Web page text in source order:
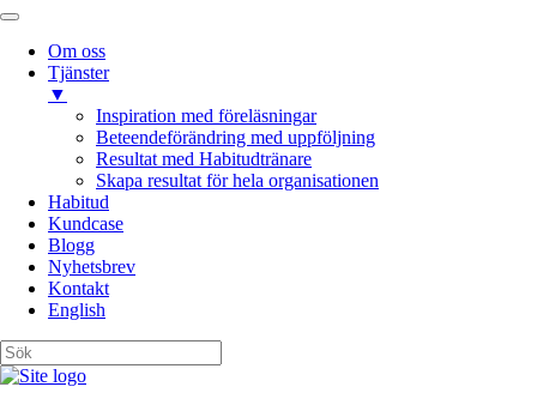
Om oss
Tjänster
▼
Inspiration med föreläsningar
Beteendeförändring med uppföljning
Resultat med Habitudtränare
Skapa resultat för hela organisationen
Habitud
Kundcase
Blogg
Nyhetsbrev
Kontakt
English